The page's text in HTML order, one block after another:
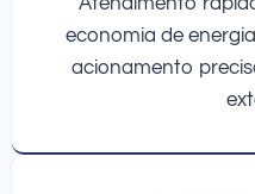
economia de
acionamento